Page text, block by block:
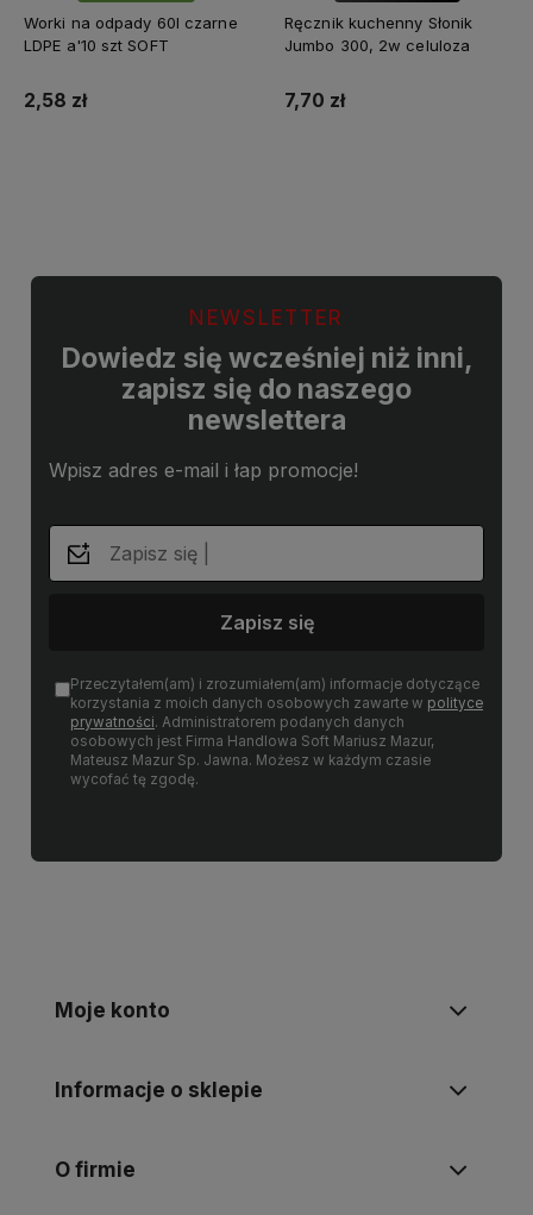
Worki na odpady 60l czarne
LDPE a'10 szt SOFT
2,58 zł
💎 WYBÓR KLIENTÓW
Ręcznik kuchenny Słonik
Jumbo 300, 2w celuloza
7,70 zł
NEWSLETTER
Dowiedz się wcześniej niż inni,
zapisz się do naszego
newslettera
Wpisz adres e-mail i łap promocje!
Zapisz się
Przeczytałem(am) i zrozumiałem(am) informacje dotyczące
korzystania z moich danych osobowych zawarte w polityce
prywatności. Administratorem podanych danych
osobowych jest Firma Handlowa Soft Mariusz Mazur,
Mateusz Mazur Sp. Jawna. Możesz w każdym czasie
wycofać tę zgodę.
Moje konto
Informacje o sklepie
O firmie